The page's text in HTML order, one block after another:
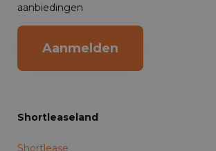
aanbiedingen
Aanmelden
Shortleaseland
Shortlease